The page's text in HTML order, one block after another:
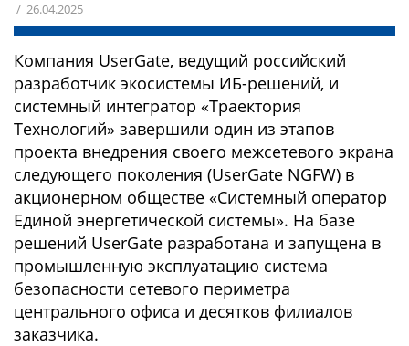
/ 26.04.2025
Компания UserGate, ведущий российский
разработчик экосистемы ИБ-решений, и
системный интегратор «Траектория
Технологий» завершили один из этапов
проекта внедрения своего межсетевого экрана
следующего поколения (UserGate NGFW) в
акционерном обществе «Системный оператор
Единой энергетической системы». На базе
решений UserGate разработана и запущена в
промышленную эксплуатацию система
безопасности сетевого периметра
центрального офиса и десятков филиалов
заказчика.